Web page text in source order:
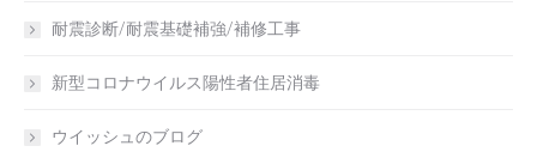
耐震診断/耐震基礎補強/補修工事
新型コロナウイルス陽性者住居消毒
ウイッシュのブログ